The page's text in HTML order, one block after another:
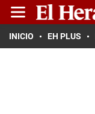
INICIO EH PLUS